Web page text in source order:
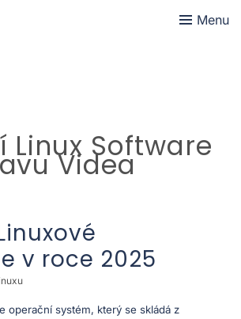
Menu
Linux Software
Videa
v roce 2025
operační systém, který se skládá z